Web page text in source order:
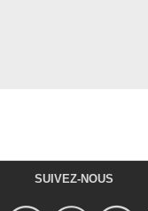
SUIVEZ-NOUS